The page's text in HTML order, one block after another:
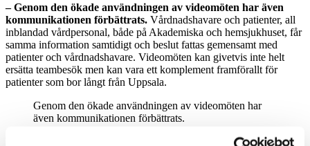
– Genom den ökade användningen av videomöten har även
kommunikationen förbättrats. Vårdnadshavare och patienter, all
inblandad vårdpersonal, både på Akademiska och hemsjukhuset, får
samma information samtidigt och beslut fattas gemensamt med
patienter och vårdnadshavare. Videomöten kan givetvis inte helt
ersätta teambesök men kan vara ett komplement framförallt för
patienter som bor långt från Uppsala.
Genom den ökade användningen av videomöten har
även kommunikationen förbättrats.